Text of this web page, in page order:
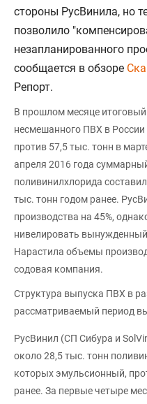
стороны РусВинила, но
позволило
незапланированного
сообщается в обзоре
Репорт.
В прошлом месяце
несмешанного ПВХ в России
против 57,5 тыс. тонн в
апреля 2016 года
поливинилхлорида
тыс. тонн годом ранее.
производства на 45%,
нивелировать
Нарастила объемы
содовая компания.
Структура выпуска ПВХ в
рассматриваемый период
РусВинил (СП Сибура и
около 28,5 тыс. тонн
которых эмульсионный,
ранее. За первые четыре